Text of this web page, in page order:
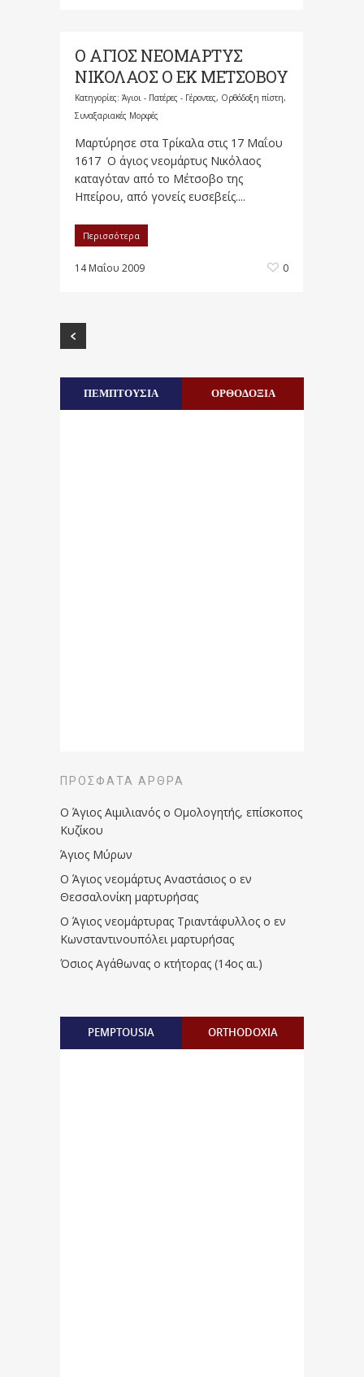
Ο ΑΓΙΟΣ ΝΕΟΜΑΡΤΥΣ
ΝΙΚΟΛΑΟΣ Ο ΕΚ ΜΕΤΣΟΒΟΥ
Κατηγορίες: Άγιοι - Πατέρες - Γέροντες, Ορθόδοξη πίστη,
Συναξαριακές Μορφές
Μαρτύρησε στα Τρίκαλα στις 17 Μαΐου
1617 Ο άγιος νεομάρτυς Νικόλαος
καταγόταν από το Μέτσοβο της
Ηπείρου, από γονείς ευσεβείς....
Περισσότερα
14 Μαΐου 2009 0
ΠΕΜΠΤΟΥΣΙΑ ΟΡΘΟΔΟΞΙΑ
ΠΡΌΣΦΑΤΑ ΆΡΘΡΑ
Ο Άγιος Αιμιλιανός ο Ομολογητής, επίσκοπος
Κυζίκου
Άγιος Μύρων
Ο Άγιος νεομάρτυς Αναστάσιος ο εν
Θεσσαλονίκη μαρτυρήσας
Ο Άγιος νεομάρτυρας Τριαντάφυλλος ο εν
Κωνσταντινουπόλει μαρτυρήσας
Όσιος Αγάθωνας ο κτήτορας (14ος αι.)
PEMPTOUSIA ORTHODOXIA